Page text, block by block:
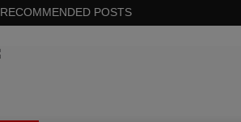
RECOMMENDED POSTS